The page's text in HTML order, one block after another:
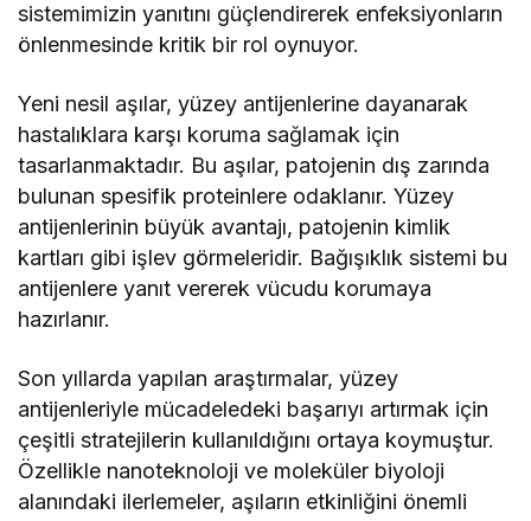
sistemimizin yanıtını güçlendirerek enfeksiyonların
önlenmesinde kritik bir rol oynuyor.
Yeni nesil aşılar, yüzey antijenlerine dayanarak
hastalıklara karşı koruma sağlamak için
tasarlanmaktadır. Bu aşılar, patojenin dış zarında
bulunan spesifik proteinlere odaklanır. Yüzey
antijenlerinin büyük avantajı, patojenin kimlik
kartları gibi işlev görmeleridir. Bağışıklık sistemi bu
antijenlere yanıt vererek vücudu korumaya
hazırlanır.
Son yıllarda yapılan araştırmalar, yüzey
antijenleriyle mücadeledeki başarıyı artırmak için
çeşitli stratejilerin kullanıldığını ortaya koymuştur.
Özellikle nanoteknoloji ve moleküler biyoloji
alanındaki ilerlemeler, aşıların etkinliğini önemli